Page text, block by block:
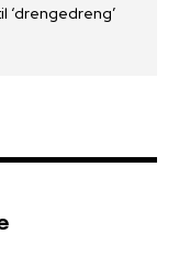
‘drengedreng’